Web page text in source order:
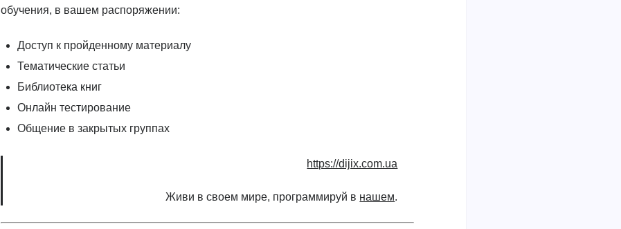
обучения, в вашем распоряжении:
Доступ к пройденному материалу
Тематические статьи
Библиотека книг
Онлайн тестирование
Общение в закрытых группах
https://dijix.com.ua
Живи в своем мире, программируй в нашем.